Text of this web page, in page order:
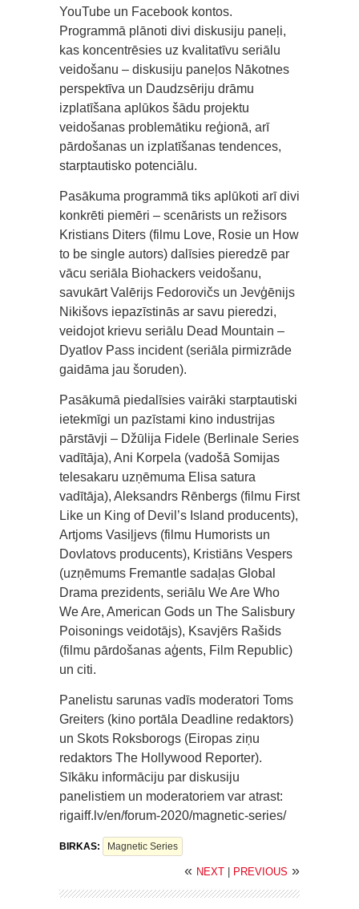
YouTube un Facebook kontos.
Programmā plānoti divi diskusiju paneļi,
kas koncentrēsies uz kvalitatīvu seriālu
veidošanu – diskusiju paneļos Nākotnes
perspektīva un Daudzsēriju drāmu
izplatīšana aplūkos šādu projektu
veidošanas problemātiku reģionā, arī
pārdošanas un izplatīšanas tendences,
starptautisko potenciālu.
Pasākuma programmā tiks aplūkoti arī divi
konkrēti piemēri – scenārists un režisors
Kristians Diters (filmu Love, Rosie un How
to be single autors) dalīsies pieredzē par
vācu seriāla Biohackers veidošanu,
savukārt Valērijs Fedorovičs un Jevģēnijs
Nikišovs iepazīstinās ar savu pieredzi,
veidojot krievu seriālu Dead Mountain –
Dyatlov Pass incident (seriāla pirmizrāde
gaidāma jau šoruden).
Pasākumā piedalīsies vairāki starptautiski
ietekmīgi un pazīstami kino industrijas
pārstāvji – Džūlija Fidele (Berlinale Series
vadītāja), Ani Korpela (vadošā Somijas
telesakaru uzņēmuma Elisa satura
vadītāja), Aleksandrs Rēnbergs (filmu First
Like un King of Devil’s Island producents),
Artjoms Vasiļjevs (filmu Humorists un
Dovlatovs producents), Kristiāns Vespers
(uzņēmums Fremantle sadaļas Global
Drama prezidents, seriālu We Are Who
We Are, American Gods un The Salisbury
Poisonings veidotājs), Ksavjērs Rašids
(filmu pārdošanas aģents, Film Republic)
un citi.
Panelistu sarunas vadīs moderatori Toms
Greiters (kino portāla Deadline redaktors)
un Skots Roksborogs (Eiropas ziņu
redaktors The Hollywood Reporter).
Sīkāku informāciju par diskusiju
panelistiem un moderatoriem var atrast:
rigaiff.lv/en/forum-2020/magnetic-series/
BIRKAS: Magnetic Series
« NEXT PREVIOUS »